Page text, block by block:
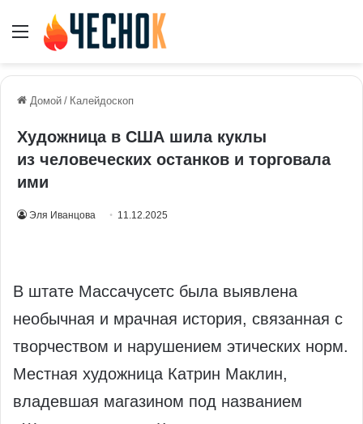
Меню
Домой / Калейдоскоп
Художница в США шила куклы
из человеческих останков и торговала
ими
Эля Иванцова 11.12.2025
В штате Массачусетс была выявлена
необычная и мрачная история, связанная с
творчеством и нарушением этических норм.
Местная художница Катрин Маклин,
владевшая магазином под названием